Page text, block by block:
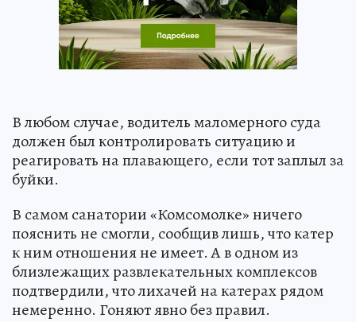
В любом случае, водитель маломерного суда
должен был контролировать ситуацию и
реагировать на плавающего, если тот заплыл за
буйки.
В самом санатории «Комсомолке» ничего
пояснить не смогли, сообщив лишь, что катер
к ним отношения не имеет. А в одном из
близлежащих развлекательных комплексов
подтвердили, что лихачей на катерах рядом
немеренно. Гоняют явно без правил.